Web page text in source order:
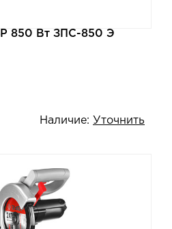
850 Вт ЗПС-850 Э
Наличие: Уточнить